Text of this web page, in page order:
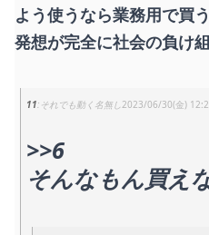
よう使うなら業務用で買
発想が完全に社会の負け
11 それでも動く名無し2023/06/30(金)
>>6
そんなもん買え